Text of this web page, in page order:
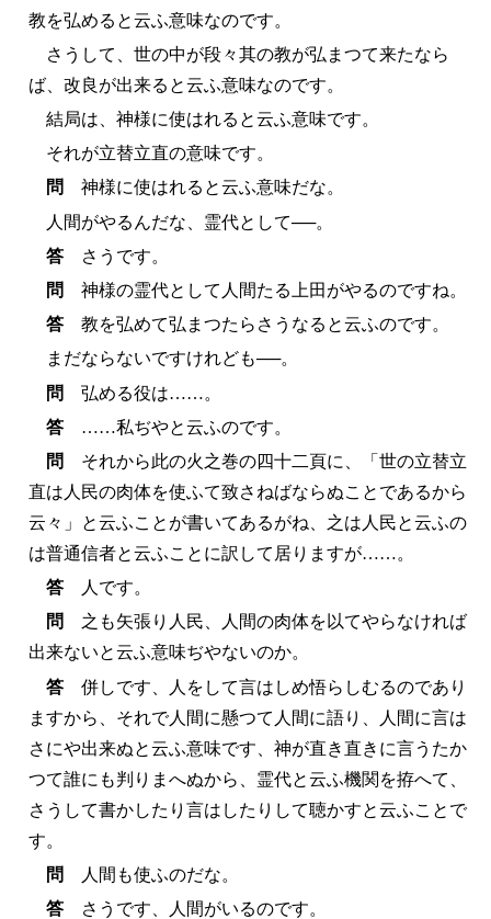
教を弘めると云ふ意味なのです。
さうして、世の中が段々其の教が弘まつて来たなら
ば、改良が出来ると云ふ意味なのです。
結局は、神様に使はれると云ふ意味です。
それが立替立直の意味です。
問 神様に使はれると云ふ意味だな。
人間がやるんだな、霊代として──。
答さうです。
問 神様の霊代として人間たる上田がやるのですね。
答教を弘めて弘まつたらさうなると云ふのです。
まだならないですけれども──。
問 弘める役は……。
答……私ぢやと云ふのです。
問 それから此の火之巻の四十二頁に、「世の立替立
直は人民の肉体を使ふて致さねばならぬことであるから
云々」と云ふことが書いてあるがね、之は人民と云ふの
は普通信者と云ふことに訳して居りますが……。
答人です。
問 之も矢張り人民、人間の肉体を以てやらなければ
出来ないと云ふ意味ぢやないのか。
答併しです、人をして言はしめ悟らしむるのであり
ますから、それで人間に懸つて人間に語り、人間に言は
さにや出来ぬと云ふ意味です、神が直き直きに言うたか
つて誰にも判りまへぬから、霊代と云ふ機関を拵へて、
さうして書かしたり言はしたりして聴かすと云ふことで
す。
問 人間も使ふのだな。
答さうです、人間がいるのです。